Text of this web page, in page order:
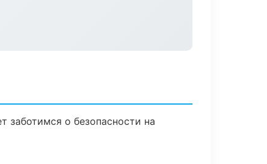
заботимся о безопасности на